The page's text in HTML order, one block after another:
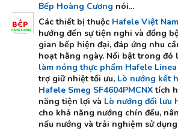
Bếp Hoàng Cương nói...
Các thiết bị thuộc Hafele Việt Nam
hướng đến sự tiện nghi và đồng
gian bếp hiện đại, đáp ứng nhu
hoạt hằng ngày. Nổi bật trong đó
làm nóng thực phẩm Hafele Linea
trợ giữ nhiệt tối ưu, Lò nướng kết
Hafele Smeg SF4604PMCNXtích
năng tiện lợi và Lò nướng đối lưu
cho khả năng nướng chín đều,
nấu nướng và trải nghiệm sử